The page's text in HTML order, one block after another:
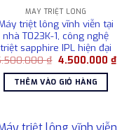
₫.
MÁY TRIỆT LÔNG
triệt lông vĩnh viễn tại
nhà T023K-1, công nghệ
triệt sapphire IPL hiện đại
₫ Giá
là:
5.500.000 ₫.
4.500.000 ₫Giá
hiện
THÊM VÀO GIỎ HÀNG